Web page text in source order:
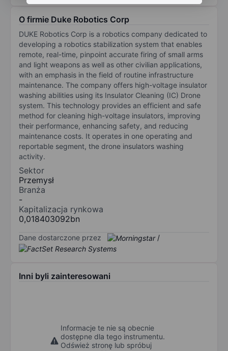
O firmie Duke Robotics Corp
DUKE Robotics Corp is a robotics company dedicated to
developing a robotics stabilization system that enables
remote, real-time, pinpoint accurate firing of small arms
and light weapons as well as other civilian applications,
with an emphasis in the field of routine infrastructure
maintenance. The company offers high-voltage insulator
washing abilities using its Insulator Cleaning (IC) Drone
system. This technology provides an efficient and safe
method for cleaning high-voltage insulators, improving
their performance, enhancing safety, and reducing
maintenance costs. It operates in one operating and
reportable segment, the drone insulators washing
activity.
Sektor
Przemysł
Branża
-
Kapitalizacja rynkowa
0,018403092bn
Dane dostarczone przez /
Inni byli zainteresowani
Informacje te nie są obecnie
dostępne dla tego instrumentu.
Odśwież stronę lub spróbuj